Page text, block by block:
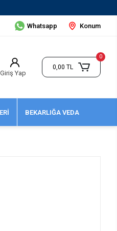
Whatsapp Konum
Giriş Yap
0
0,00 TL
BEKARLIĞA VEDA